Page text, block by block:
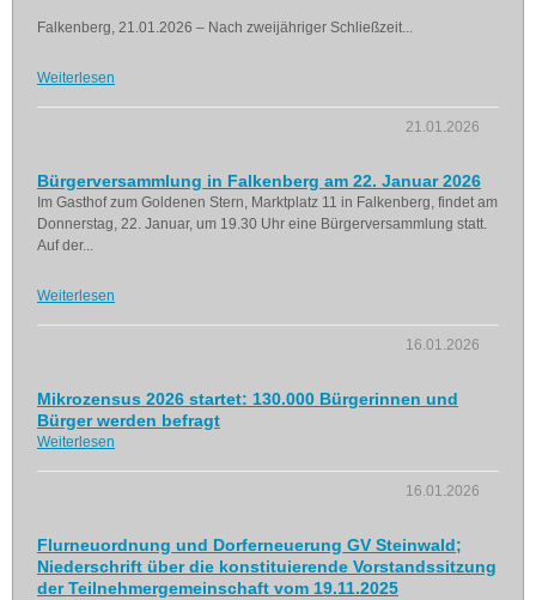
Falkenberg, 21.01.2026 – Nach zweijähriger Schließzeit...
Weiterlesen
21.01.2026
Bürgerversammlung in Falkenberg am 22. Januar 2026
Im Gasthof zum Goldenen Stern, Marktplatz 11 in Falkenberg, findet am
Donnerstag, 22. Januar, um 19.30 Uhr eine Bürgerversammlung statt.
Auf der...
Weiterlesen
16.01.2026
Mikrozensus 2026 startet: 130.000 Bürgerinnen und
Bürger werden befragt
Weiterlesen
16.01.2026
Flurneuordnung und Dorferneuerung GV Steinwald;
Niederschrift über die konstituierende Vorstandssitzung
der Teilnehmergemeinschaft vom 19.11.2025